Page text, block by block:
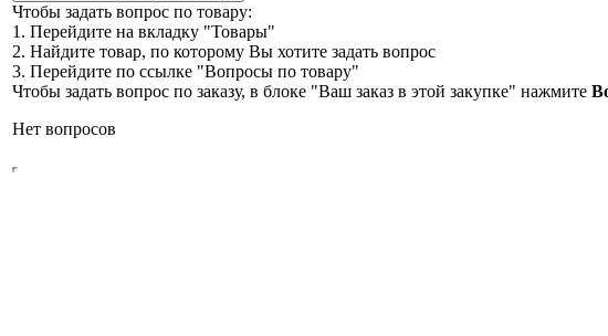
Чтобы задать вопрос по товару:
1. Перейдите на вкладку "Товары"
2. Найдите товар, по которому Вы хотите задать вопрос
3. Перейдите по ссылке "Вопросы по товару"
Чтобы задать вопрос по заказу, в блоке "Ваш заказ в этой закупке" нажмите
Нет вопросов